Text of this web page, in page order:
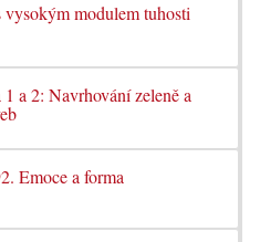
vysokým modulem tuhosti
a 2: Navrhování zeleně a
Emoce a forma